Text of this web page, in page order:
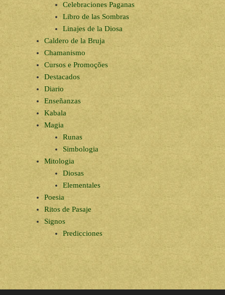
Celebraciones Paganas
Libro de las Sombras
Linajes de la Diosa
Caldero de la Bruja
Chamanismo
Cursos e Promoções
Destacados
Diario
Enseñanzas
Kabala
Magia
Runas
Simbologia
Mitologia
Diosas
Elementales
Poesia
Ritos de Pasaje
Signos
Predicciones